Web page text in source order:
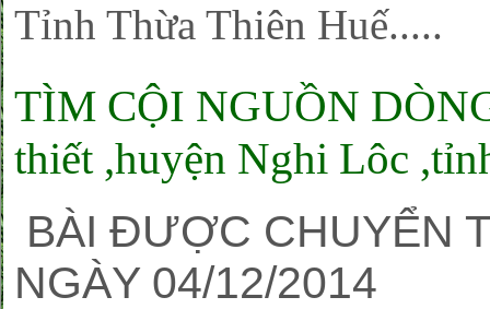
Tỉnh Thừa Thiên Huế.....
TÌM CỘI NGUỒN
thiết ,huyện Nghi Lôc
BÀI ĐƯỢC CHUYỂN
NGÀY 04/12/2014